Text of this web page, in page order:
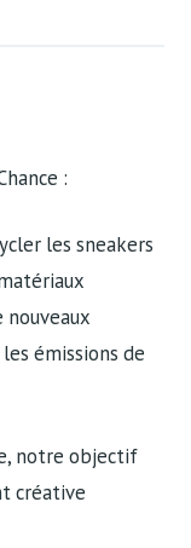
:
les sneakers
émissions de
notre objectif
créative